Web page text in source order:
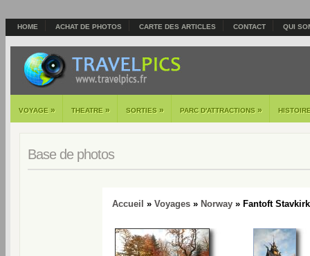
HOME ACHAT DE PHOTOS CARTE DES ARTICLES CONTACT QUI
VOYAGE » THEATRE » SORTIES » PARC D'ATTRACTIONS »
Base de photos
Accueil » Voyages» Norway» Fantoft